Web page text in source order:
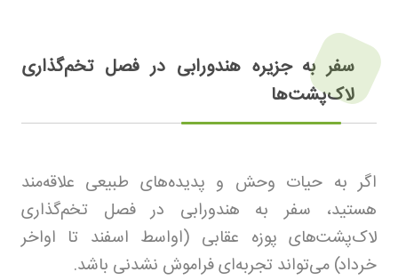
سفر به جزیره هندورابی در فصل تخم‌گذاری
لاک‌پشت‌ها
اگر به حیات وحش و پدیده‌های طبیعی علاقه‌مند
هستید، سفر به هندورابی در فصل تخم‌گذاری
لاک‌پشت‌های پوزه عقابی (اواسط اسفند تا اواخر
خرداد) می‌تواند تجربه‌ای فراموش نشدنی باشد.